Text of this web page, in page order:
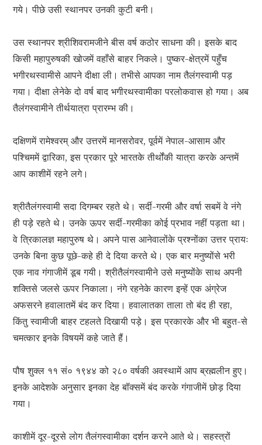
गये। पीछे उसी स्थानपर उनकी कुटी बनी।
उस स्थानपर श्रीशिवरामजीने बीस वर्ष कठोर साधना की। इसके बाद
किसी महापुरुषकी खोजमें वहाँसे बाहर निकले। पुष्कर-क्षेत्रमें पहुँच
भगीरथस्वामीसे आपने दीक्षा ली। तभीसे आपका नाम तैलंगस्वामी पड़
गया। दीक्षा लेनेके दो वर्ष बाद भगीरथस्वामीका परलोकवास हो गया। अब
तैलंगस्वामीने तीर्थयात्रा प्रारम्भ की।
दक्षिणमें रामेश्वरम् और उत्तरमें मानसरोवर, पूर्वमें नेपाल-आसाम और
पश्चिममें द्वारिका, इस प्रकार पूरे भारतके तीर्थोंकी यात्रा करके अन्तमें
आप काशीमें रहने लगे।
श्रीतैलंगस्वामी सदा दिगम्बर रहते थे। सर्दी-गरमी और वर्षा सबमें वे नंगे
ही पड़े रहते थे। उनके ऊपर सर्दी-गरमीका कोई प्रभाव नहीं पड़ता था।
वे त्रिकालज्ञ महापुरुष थे। अपने पास आनेवालोंके प्रश्नोंका उत्तर प्रायः
उनके बिना कुछ पूछे-कहे ही दे दिया करते थे। एक बार मनुष्योंसे भरी
एक नाव गंगाजीमें डूब गयी। श्रीतैलंगस्वामीने उसे मनुष्योंके साथ अपनी
शक्तिसे जलसे ऊपर निकाला। नंगे रहनेके कारण इन्हें एक अंग्रेज
अफसरने हवालातमें बंद कर दिया। हवालातका ताला तो बंद ही रहा,
किंतु स्वामीजी बाहर टहलते दिखायी पड़े। इस प्रकारके और भी बहुत-से
चमत्कार इनके विषयमें कहे जाते हैं।
पौष शुक्ल ११ सं० १९४४ को २८० वर्षकी अवस्थामें आप ब्रह्मलीन हुए।
इनके आदेशके अनुसार इनका देह बॉक्समें बंद करके गंगाजीमें छोड़ दिया
गया।
काशीमें दूर-दूरसे लोग तैलंगस्वामीका दर्शन करने आते थे। सहस्त्रों